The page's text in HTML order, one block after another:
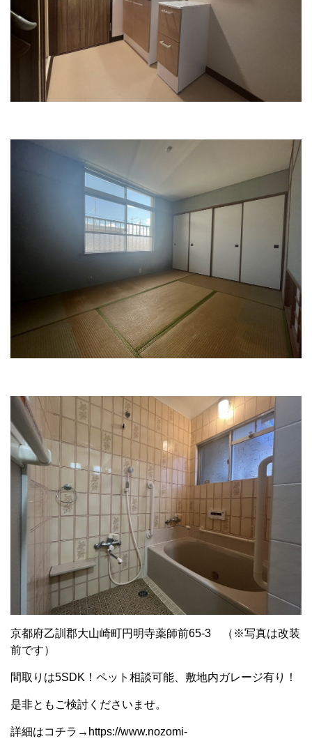
京都府乙訓郡大山崎町円明寺薬師前65-3 （※写真は改装
前です）
間取りは5SDK！ペット相談可能、敷地内ガレージ有り！
是非ともご検討くださいませ。
詳細はコチラ→https://www.nozomi-